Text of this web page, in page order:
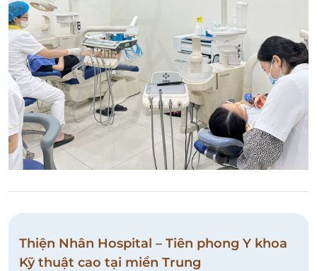
Thiện Nhân Hospital – Tiên phong Y khoa
Kỹ thuật cao tại miền Trung